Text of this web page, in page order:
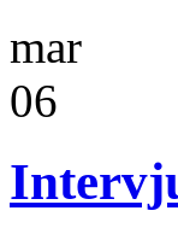
mar
06